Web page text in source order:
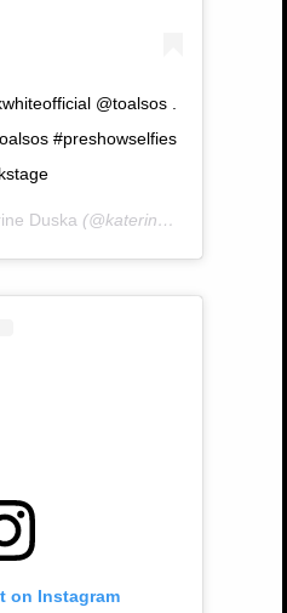
@toalsos .
#preshowselfies
Duska (@katerineduska) on
on Instagram